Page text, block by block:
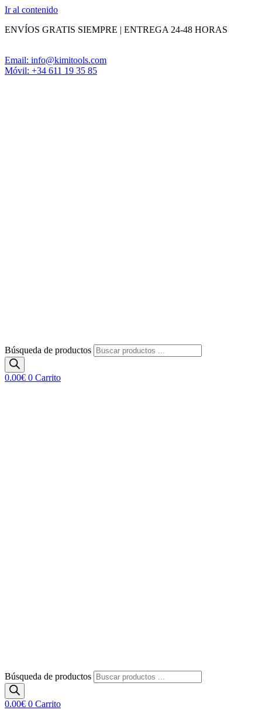
Ir al contenido
ENVÍOS GRATIS SIEMPRE | ENTREGA 24-48 HORAS
Email: info@kimitools.com
Móvil: +34 611 19 35 85
Búsqueda de productos
0.00€ 0 Carrito
Búsqueda de productos
0.00€ 0 Carrito